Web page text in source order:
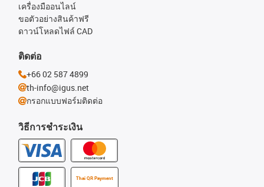
วิธีการชำระเงิน
Thai QR Payment
เครื่องมืออนไลน์
ขอตัวอย่างสินค้าฟรี
ดาวน์โหลดไฟล์ CAD
ติดต่อ
+66 02 587 4899
th-info@igus.net
กรอกแบบฟอร์มติดต่อ